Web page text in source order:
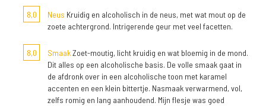
8,0 Neus Kruidig en alcoholisch in de neus, met wat mout op de
zoete achtergrond. Intrigerende geur met veel facetten.
8,0 SmaakZoet-moutig, licht kruidig en wat bloemig in de mond.
Dit alles op een alcoholische basis. De volle smaak gaat in
de afdronk over in een alcoholische toon met karamel
accenten en een klein bittertje. Nasmaak verwarmend, vol,
zelfs romig en lang aanhoudend. Mijn flesje was goed